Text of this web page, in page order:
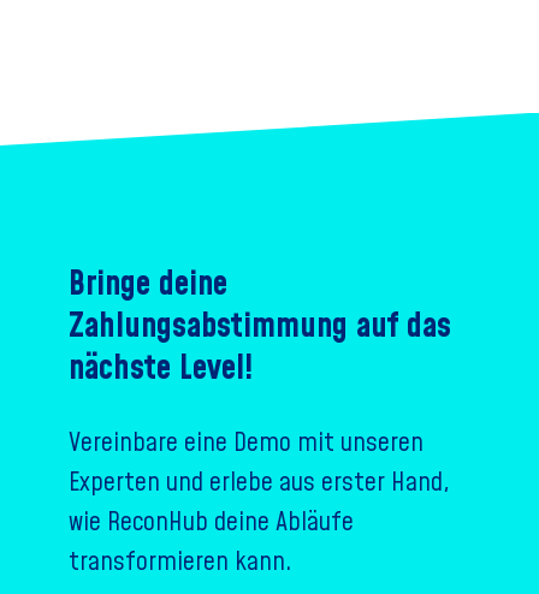
Bringe deine
Zahlungsabstimmung auf das
nächste Level!
Vereinbare eine Demo mit unseren
Experten und erlebe aus erster Hand,
wie ReconHub deine Abläufe
transformieren kann.